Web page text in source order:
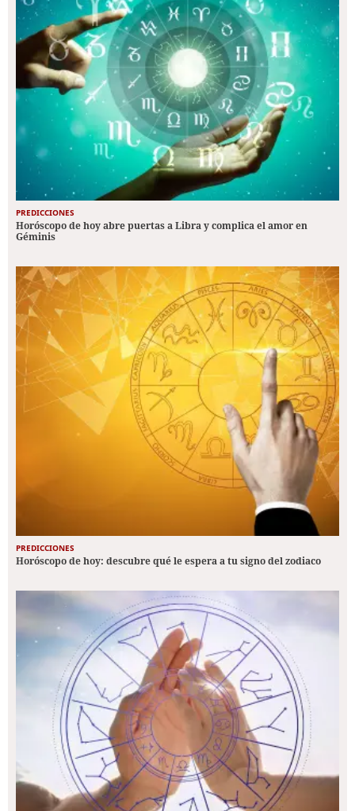
PREDICCIONES
Horóscopo de hoy abre puertas a Libra y complica el amor en
Géminis
PREDICCIONES
Horóscopo de hoy: descubre qué le espera a tu signo del zodiaco